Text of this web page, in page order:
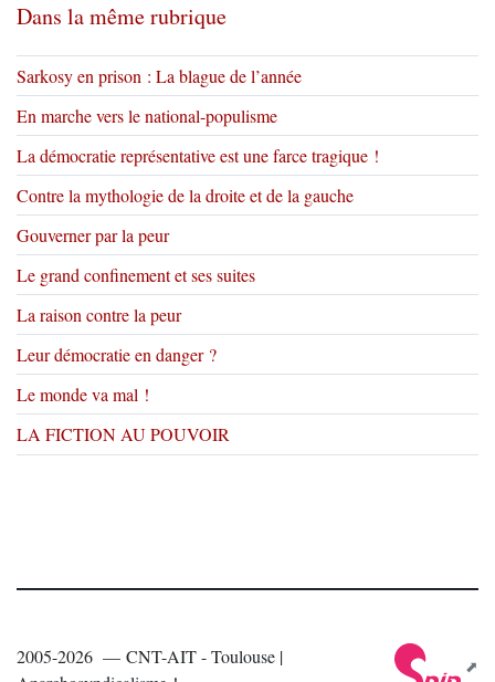
Dans la même rubrique
Sarkosy en prison : La blague de l’année
En marche vers le national-populisme
La démocratie représentative est une farce tragique !
Contre la mythologie de la droite et de la gauche
Gouverner par la peur
Le grand confinement et ses suites
La raison contre la peur
Leur démocratie en danger ?
Le monde va mal !
LA FICTION AU POUVOIR
2005-2026 — CNT-AIT - Toulouse |